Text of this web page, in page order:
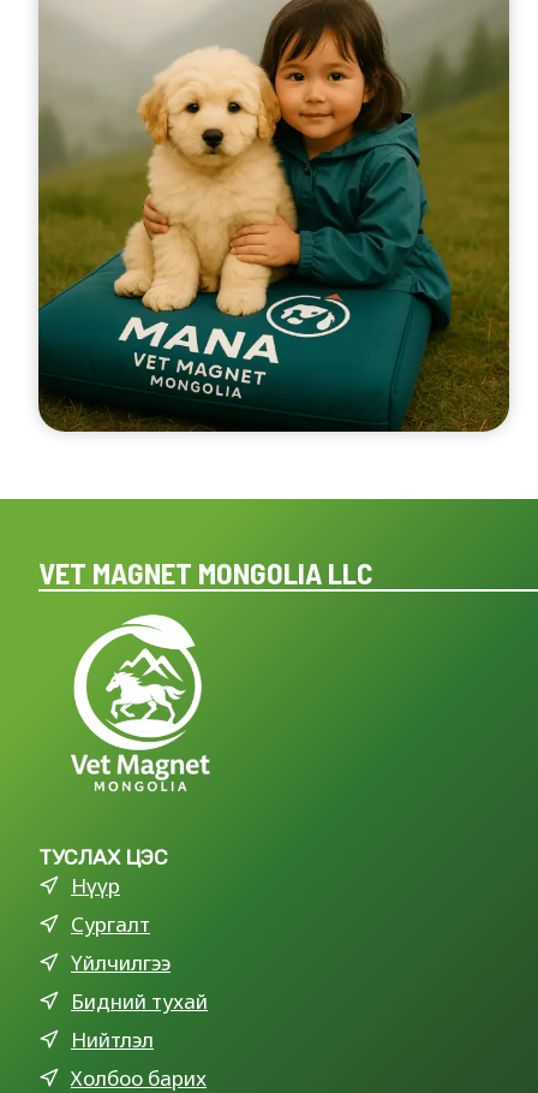
VET MAGNET MONGOLIA LLC
ТУСЛАХ ЦЭС
Нүүр
Сургалт
Үйлчилгээ
Бидний тухай
Нийтлэл
Холбоо барих